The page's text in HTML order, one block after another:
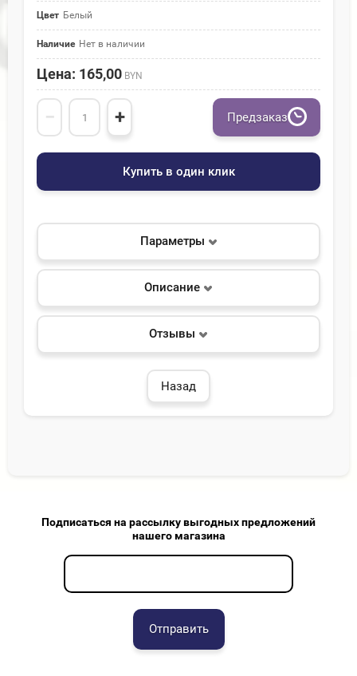
Цвет Белый
Наличие Нет в наличии
Цена: 165,00 BYN
− + Предзаказ
Купить в один клик
Параметры
Описание
Отзывы
Назад
Подписаться на рассылку выгодных предложений
нашего магазина
Отправить